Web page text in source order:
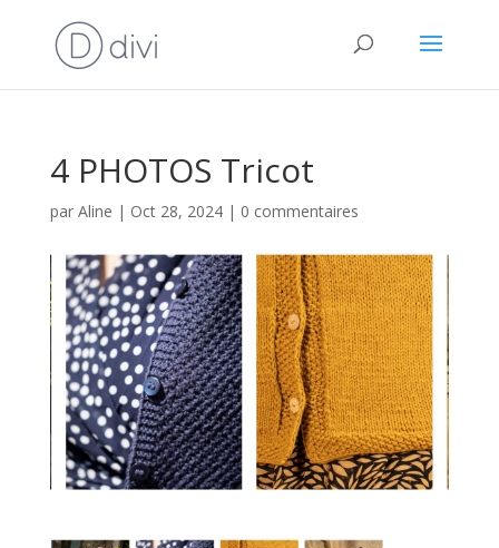
4 PHOTOS Tricot
par Aline | Oct 28, 2024| 0 commentaires